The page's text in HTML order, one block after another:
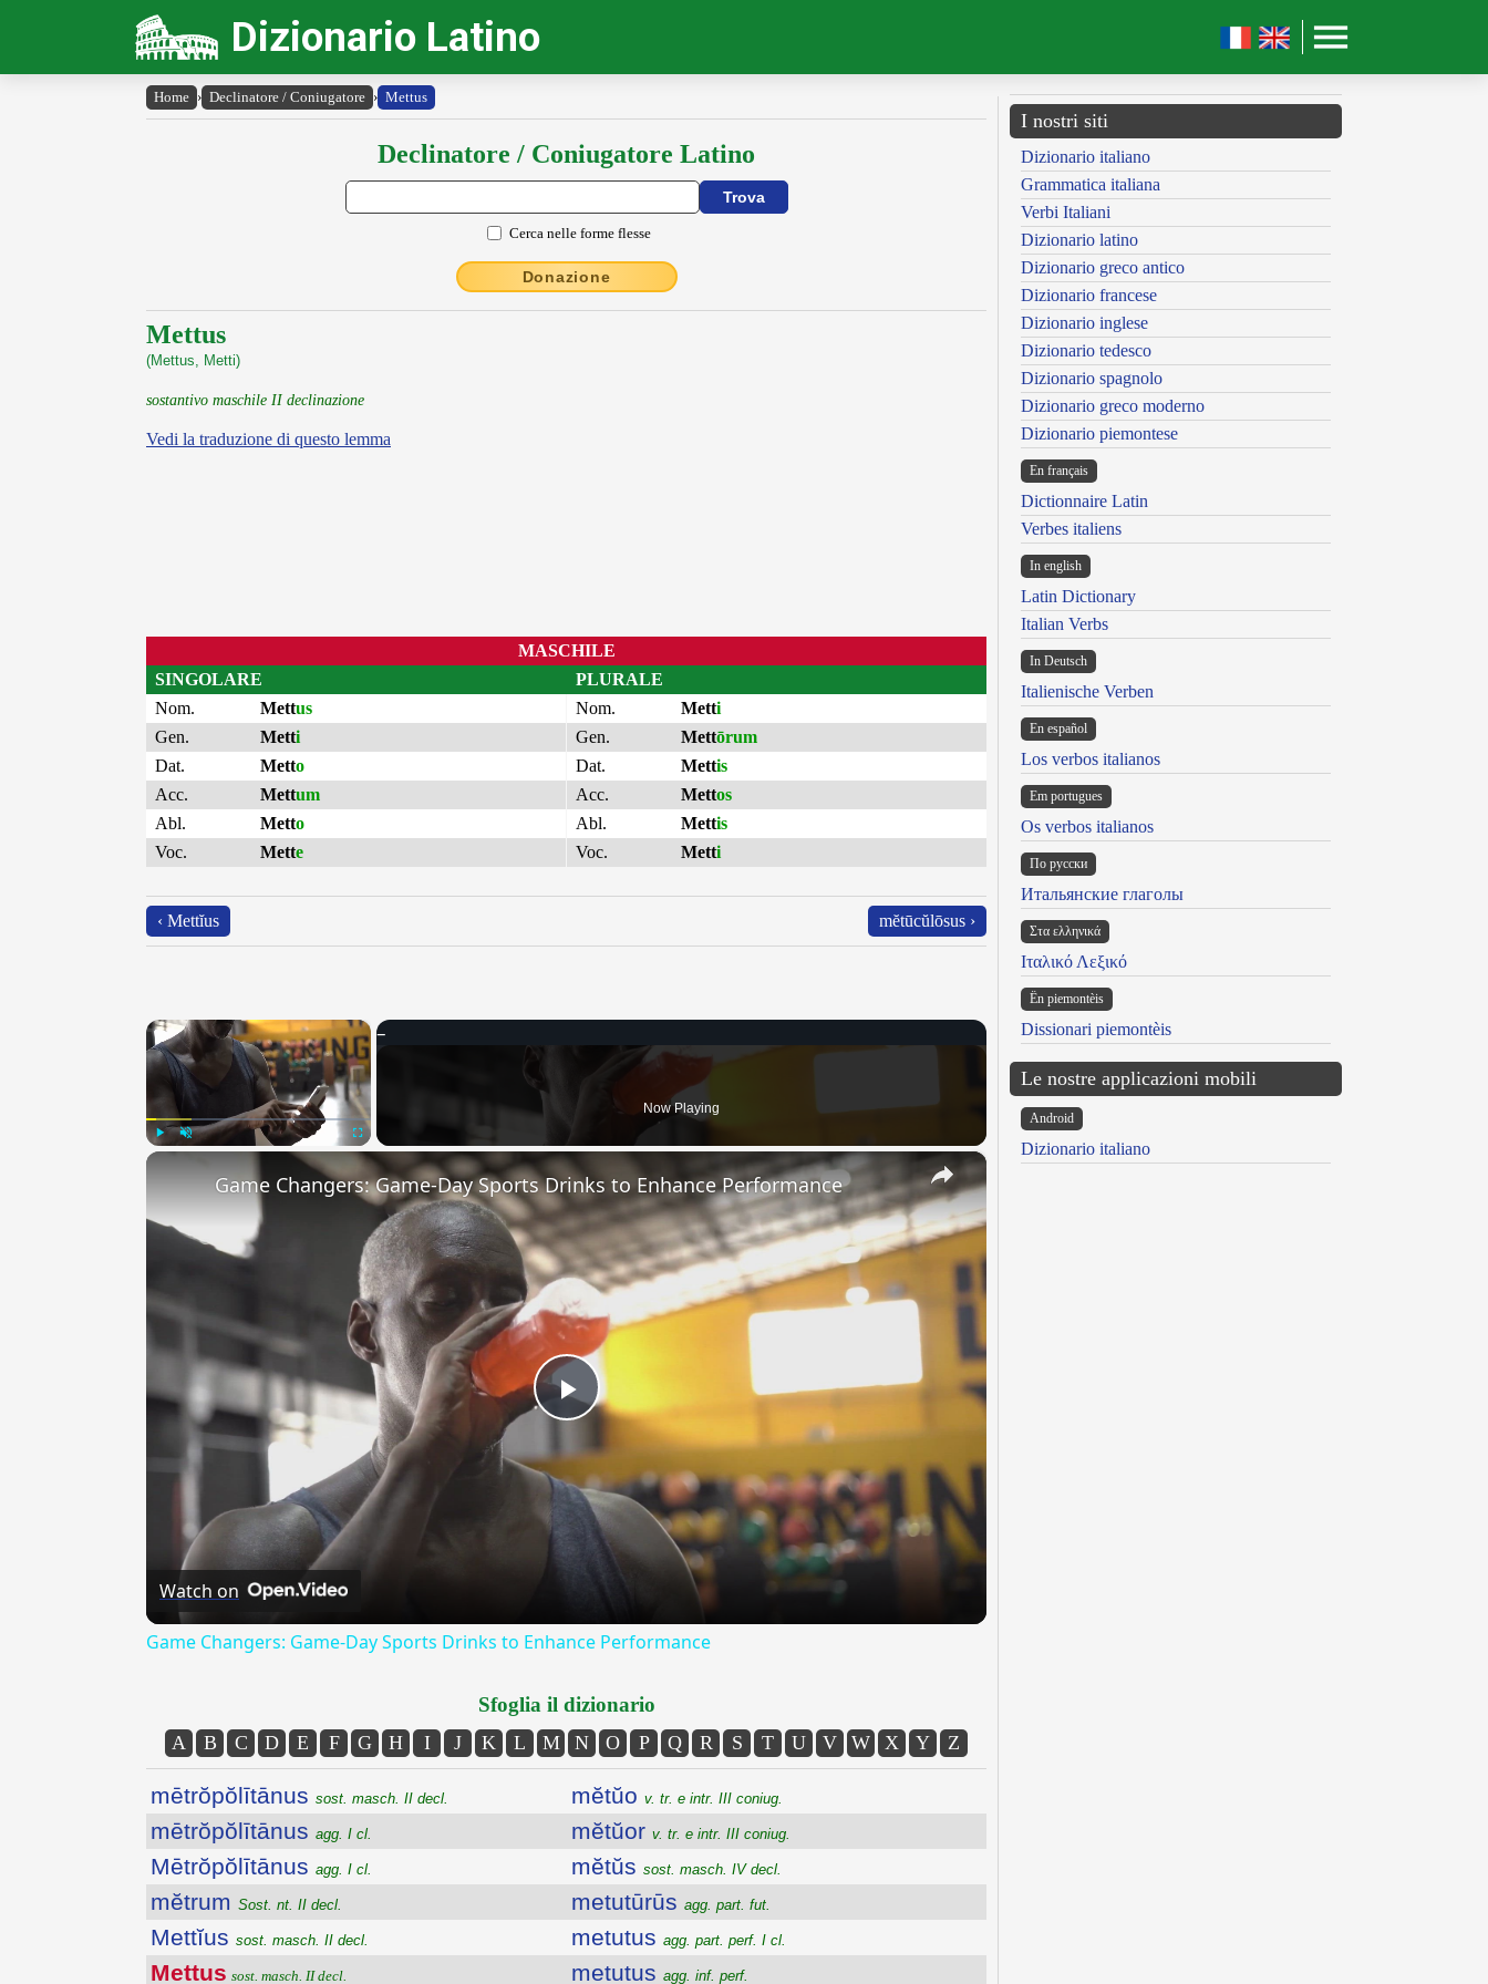
Dizionario Latino
Home › Declinatore / Coniugatore › Mettus
Declinatore / Coniugatore Latino
Cerca nelle forme flesse
Donazione
Mettus
(Mettus, Metti)
sostantivo maschile II declinazione
Vedi la traduzione di questo lemma
MASCHILE
SINGOLARE
Nom.
Mettus
Gen.
Metti
Dat.
Metto
Acc.
Mettum
Abl.
Metto
Voc.
Mette
PLURALE
Nom.
Metti
Gen.
Mettōrum
Dat.
Mettis
Acc.
Mettos
Abl.
Mettis
Voc.
Metti
‹ Mettĭus mĕtūcŭlōsus ›
×
Fullscreen
Now Playing
×
Play
Video
Game Changers: Game-Day Sports Drinks to Enhance Performance
Watch on
Game Changers: Game-Day Sports Drinks to Enhance Performance
Sfoglia il dizionario
A B C D E F G H I J K L M N O P Q R S T U V W X Y Z
mētrŏpŏlītānus sost. masch. II decl.
mētrŏpŏlītānus agg. I cl.
Mētrŏpŏlītānus agg. I cl.
mĕtrum Sost. nt. II decl.
Mettĭus sost. masch. II decl.
Mettus sost. masch. II decl.
mĕtŭo v. tr. e intr. III coniug.
mĕtŭor v. tr. e intr. III coniug.
mĕtŭs sost. masch. IV decl.
metutūrūs agg. part. fut.
metutus agg. part. perf. I cl.
metutus agg. inf. perf.
I nostri siti
Dizionario italiano
Grammatica italiana
Verbi Italiani
Dizionario latino
Dizionario greco antico
Dizionario francese
Dizionario inglese
Dizionario tedesco
Dizionario spagnolo
Dizionario greco moderno
Dizionario piemontese
En français
Dictionnaire Latin
Verbes italiens
In english
Latin Dictionary
Italian Verbs
In Deutsch
Italienische Verben
En español
Los verbos italianos
Em portugues
Os verbos italianos
По русски
Итальянские глаголы
Στα ελληνικά
Ιταλικό Λεξικό
Ën piemontèis
Dissionari piemontèis
Le nostre applicazioni mobili
Android
Dizionario italiano